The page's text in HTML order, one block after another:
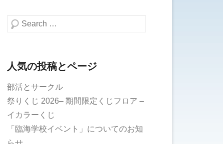
検索する
人気の投稿とページ
部活とサークル
祭りくじ 2026– 期間限定くじフロア –
イカラーくじ
「臨海学校イベント」についてのお知